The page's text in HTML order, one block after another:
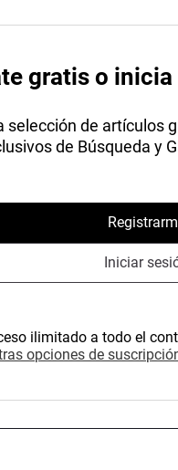
gratis o
selección de artículos
de Búsqueda y
Iniciar
ilimitado a todo el
opciones de